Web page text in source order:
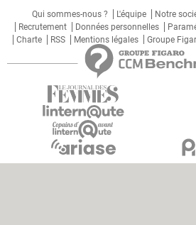
Qui sommes-nous ? L'équipe Notre
Recrutement
Données personnelles
Charte
RSS Mentions légales Groupe